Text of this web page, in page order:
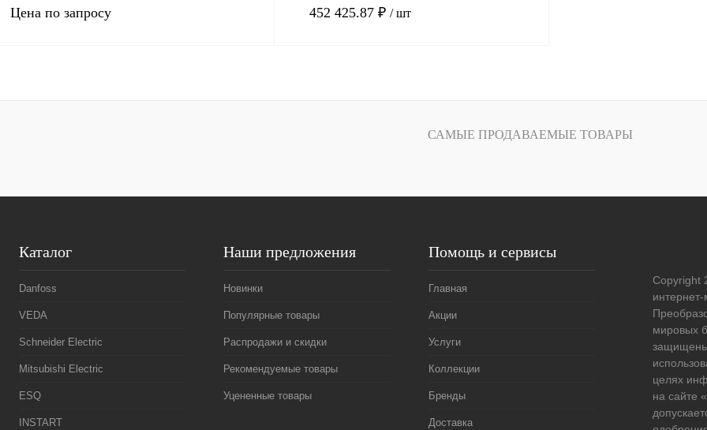
Цена по запросу
Запросить цену
380В, 37кВт, 75А,
452 425.87 ₽ / шт
САМЫЕ ПРОДАВАЕМЫЕ ТОВАРЫ
Каталог
Danfoss
VEDA
Schneider Electric
Mitsubishi Electric
ESQ
INSTART
Наши предложения
Новинки
Популярные товары
Распродажи и скидки
Рекомендуемые товары
Уцененные товары
Помощь и сервисы
Главная
Акции
Услуги
Коллекции
Бренды
Доставка
Copyright
интернет-
мировых
целях
на сайте